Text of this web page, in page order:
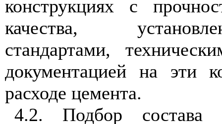
конструкциях с
качества,
стандартами,
документацией на эти
расходе цемента.
4.2. Подбор состава